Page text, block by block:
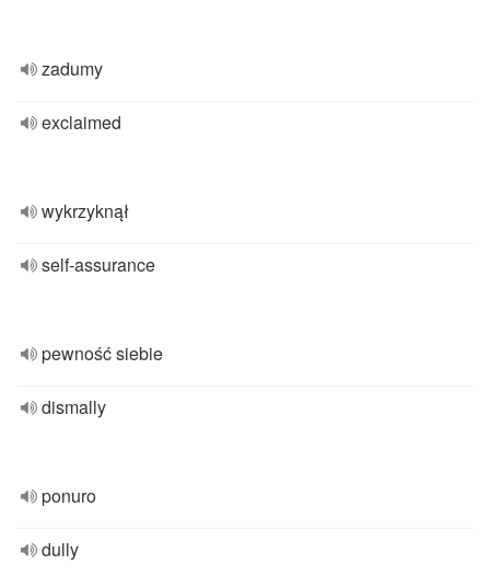
zadumy
exclaimed
wykrzyknął
self-assurance
pewność siebie
dismally
ponuro
dully